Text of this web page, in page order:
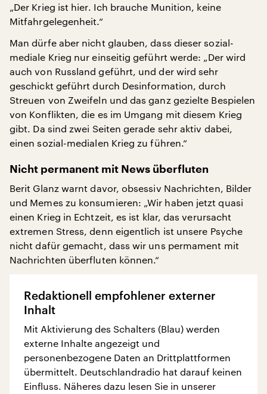
„Der Krieg ist hier. Ich brauche Munition, keine
Mitfahrgelegenheit.“
Man dürfe aber nicht glauben, dass dieser sozial-
mediale Krieg nur einseitig geführt werde: „Der wird
auch von Russland geführt, und der wird sehr
geschickt geführt durch Desinformation, durch
Streuen von Zweifeln und das ganz gezielte Bespielen
von Konflikten, die es im Umgang mit diesem Krieg
gibt. Da sind zwei Seiten gerade sehr aktiv dabei,
einen sozial-medialen Krieg zu führen.“
Nicht permanent mit News überfluten
Berit Glanz warnt davor, obsessiv Nachrichten, Bilder
und Memes zu konsumieren: „Wir haben jetzt quasi
einen Krieg in Echtzeit, es ist klar, das verursacht
extremen Stress, denn eigentlich ist unsere Psyche
nicht dafür gemacht, dass wir uns permament mit
Nachrichten überfluten können.“
Redaktionell empfohlener externer
Inhalt
Mit Aktivierung des Schalters (Blau) werden
externe Inhalte angezeigt und
personenbezogene Daten an Drittplattformen
übermittelt. Deutschlandradio hat darauf keinen
Einfluss. Näheres dazu lesen Sie in unserer